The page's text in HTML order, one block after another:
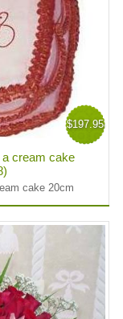
$197.95
a cream cake
cake 20cm